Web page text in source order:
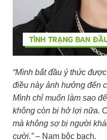
“Mình bắt đầu ý thức
điều này ảnh hưởng đến
Mình chỉ muốn làm sao
không còn bị hở lợi nữa.
mà không sợ bị người
cười.”– Nam bộc bạch.